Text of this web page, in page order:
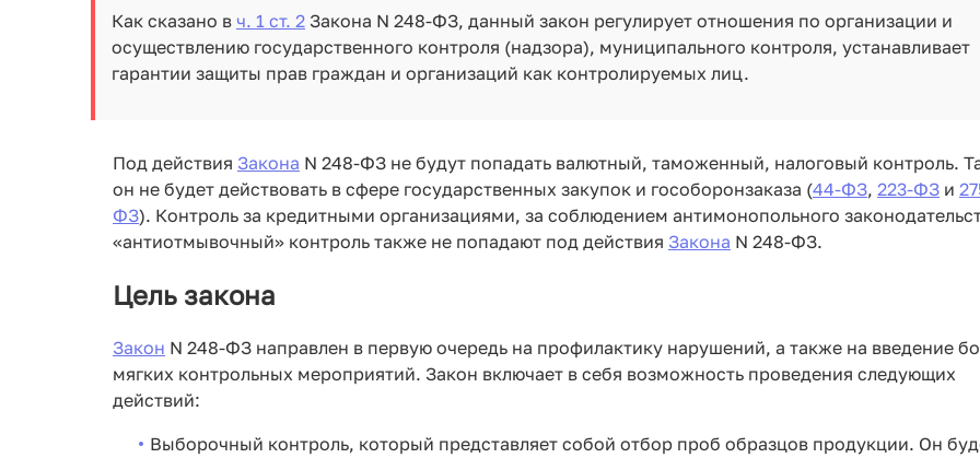
Как сказано в ч. 1 ст. 2 Закона N 248-ФЗ, данный закон регулирует отношения по организации и
осуществлению государственного контроля (надзора), муниципального контроля, устанавливает
гарантии защиты прав граждан и организаций как контролируемых лиц.
Под действия Закона N 248-ФЗ не будут попадать валютный, таможенный, налоговый контроль.
он не будет действовать в сфере государственных закупок и гособоронзаказа (44-ФЗ, 223-ФЗ и
ФЗ). Контроль за кредитными организациями, за соблюдением антимонопольного
«антиотмывочный» контроль также не попадают под действия Закона N 248-ФЗ.
Цель закона
Закон N 248-ФЗ направлен в первую очередь на профилактику нарушений, а также на введение
мягких контрольных мероприятий. Закон включает в себя возможность проведения следующих
действий:
Выборочный контроль, который представляет собой отбор проб образцов продукции. Он